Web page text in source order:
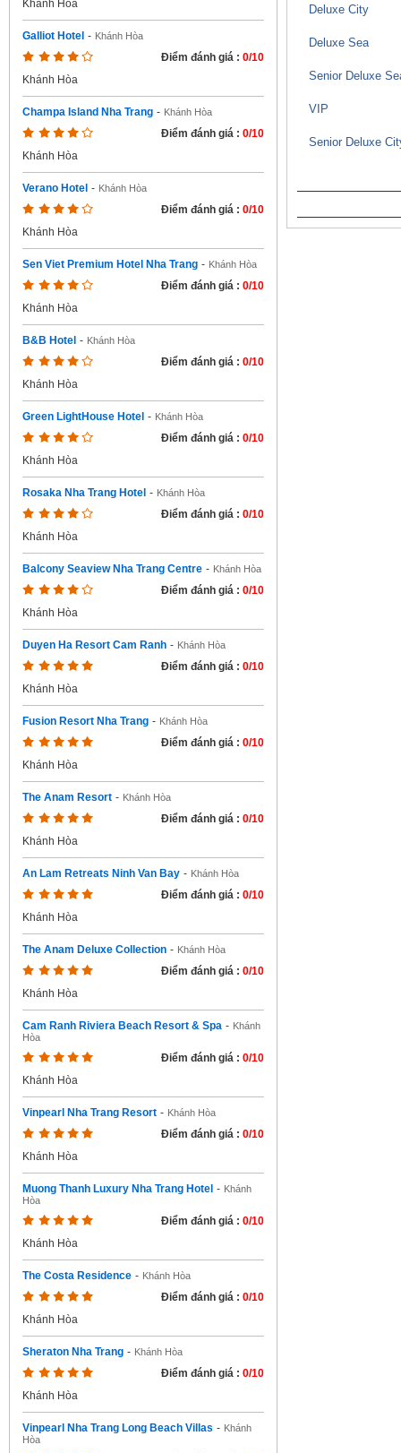
Khánh Hòa
Galliot Hotel - Khánh Hòa
Điểm đánh giá : 0/10
Khánh Hòa
Champa Island Nha Trang - Khánh Hòa
Điểm đánh giá : 0/10
Khánh Hòa
Verano Hotel - Khánh Hòa
Điểm đánh giá : 0/10
Khánh Hòa
Sen Viet Premium Hotel Nha Trang - Khánh Hòa
Điểm đánh giá : 0/10
Khánh Hòa
B&B Hotel - Khánh Hòa
Điểm đánh giá : 0/10
Khánh Hòa
Green LightHouse Hotel - Khánh Hòa
Điểm đánh giá : 0/10
Khánh Hòa
Rosaka Nha Trang Hotel - Khánh Hòa
Điểm đánh giá : 0/10
Khánh Hòa
Balcony Seaview Nha Trang Centre - Khánh Hòa
Điểm đánh giá : 0/10
Khánh Hòa
Duyen Ha Resort Cam Ranh - Khánh Hòa
Điểm đánh giá : 0/10
Khánh Hòa
Fusion Resort Nha Trang - Khánh Hòa
Điểm đánh giá : 0/10
Khánh Hòa
The Anam Resort - Khánh Hòa
Điểm đánh giá : 0/10
Khánh Hòa
An Lam Retreats Ninh Van Bay - Khánh Hòa
Điểm đánh giá : 0/10
Khánh Hòa
The Anam Deluxe Collection - Khánh Hòa
Điểm đánh giá : 0/10
Khánh Hòa
Cam Ranh Riviera Beach Resort & Spa - Khánh
Hòa
Điểm đánh giá : 0/10
Khánh Hòa
Vinpearl Nha Trang Resort - Khánh Hòa
Điểm đánh giá : 0/10
Khánh Hòa
Muong Thanh Luxury Nha Trang Hotel - Khánh
Hòa
Điểm đánh giá : 0/10
Khánh Hòa
The Costa Residence - Khánh Hòa
Điểm đánh giá : 0/10
Khánh Hòa
Sheraton Nha Trang - Khánh Hòa
Điểm đánh giá : 0/10
Khánh Hòa
Vinpearl Nha Trang Long Beach Villas - Khánh
Hòa
Deluxe City
Deluxe Sea
Senior Deluxe
VIP
Senior Deluxe